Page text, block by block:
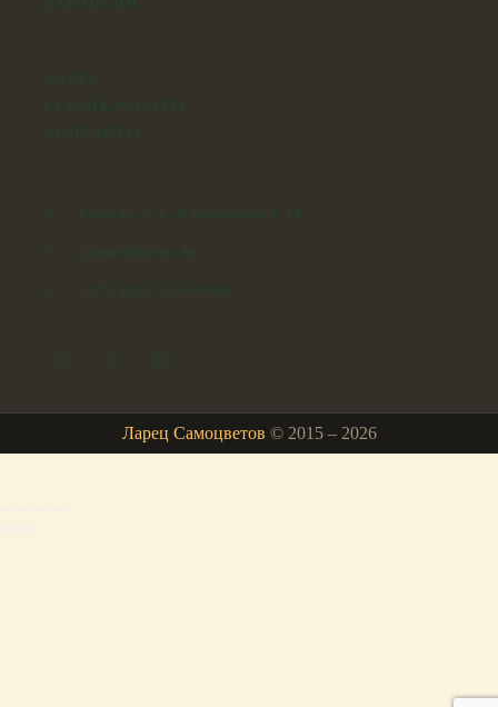
Ларец Самоцветов © 2015 – 2026